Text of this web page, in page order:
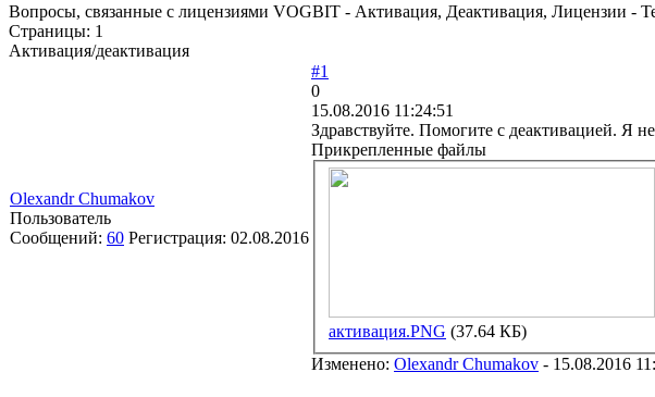
Вопросы, связанные с лицензиями VOGBIT - Активация, Деактивация, Лицензии -
Страницы: 1
Активация/деактивация
Olexandr Chumakov
Пользователь
Сообщений: 60 Регистрация: 02.08.2016
#1
0
15.08.2016 11:24:51
Здравствуйте. Помогите с деактивацией. Я
Прикрепленные файлы
активация.PNG (37.64 КБ)
Изменено: Olexandr Chumakov - 15.08.2016